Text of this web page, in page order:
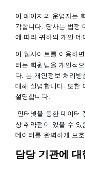
이 페이지의 운영자는
각합니다. 당사는 법정
에 따라 귀하의 개인 데
이 웹사이트를 이용하
터는 회원님을 개인적
다. 본 개인정보 처리
대해 설명합니다. 또한
설명합니다.
인터넷을 통한 데이터
상 취약점이 있을 수 있
데이터를 완벽하게 보
담당 기관에